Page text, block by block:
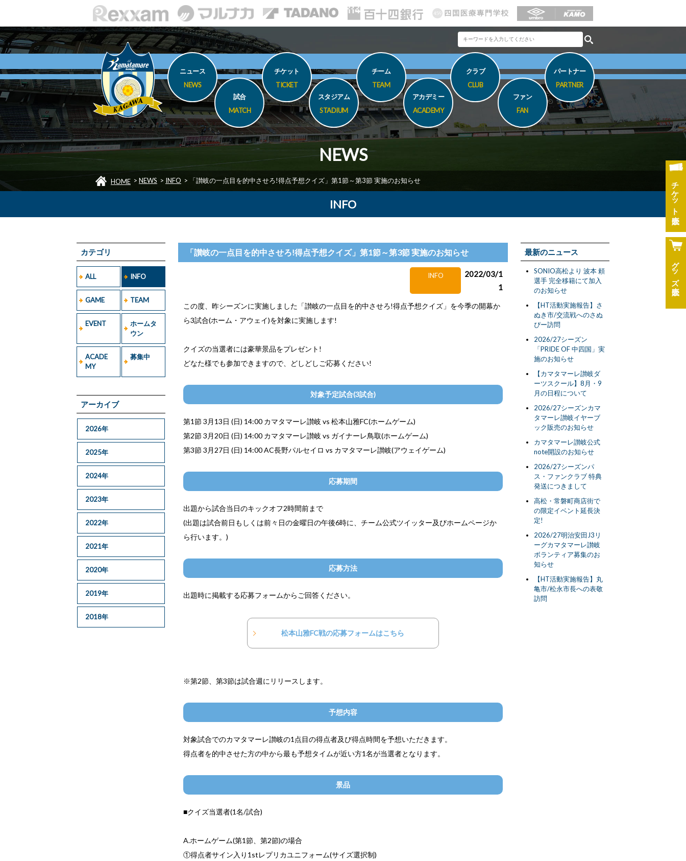
チケット
グッズ
ニュース
NEWS
試合
MATCH
チケット
TICKET
スタジアム
STADIUM
チーム
TEAM
アカデミー
ACADEMY
クラブ
CLUB
ファン
FAN
パートナー
PARTNER
NEWS
HOME > NEWS > INFO > 「讃岐の一点目を的中させろ!得点予想クイズ」第1節～第3節 実施のお知らせ
INFO
カテゴリ
ALL INFO
GAME TEAM
EVENT
ホームタ
ウン
ACADE
MY
募集中
アーカイブ
2026年
2025年
2024年
2023年
2022年
2021年
2020年
2019年
2018年
「讃岐の一点目を的中させろ!得点予想クイズ」第1節～第3節 実施のお知らせ
INFO
2022/03/1
1
この度、昨シーズンに実施しました「讃岐の一点目を的中させろ!得点予想クイズ」を今季の開幕か
ら3試合(ホーム・アウェイ)を対象に実施します!
クイズの当選者には豪華景品をプレゼント!
どなた様でも参加できますので、どしどしご応募ください!
対象予定試合(3試合)
第1節 3月13日 (日) 14:00 カマタマーレ讃岐 vs 松本山雅FC(ホームゲーム)
第2節 3月20日 (日) 14:00 カマタマーレ讃岐 vs ガイナーレ鳥取(ホームゲーム)
第3節 3月27日 (日) 14:00 AC長野パルセイロ vs カマタマーレ讃岐(アウェイゲーム)
応募期間
出題から試合当日のキックオフ2時間前まで
(出題は試合前日もしくは前々日の金曜日の午後6時に、チーム公式ツイッター及びホームページか
ら行います。)
応募方法
出題時に掲載する応募フォームからご回答ください。
松本山雅FC戦の応募フォームはこちら
※第2節、第3節は試合週にリリースします。
予想内容
対象試合でのカマタマーレ讃岐の1点目の得点者及び得点時間を予想いただきます。
得点者を的中させた方の中から最も予想タイムが近い方1名が当選者となります。
景品
■クイズ当選者(1名/試合)
A.ホームゲーム(第1節、第2節)の場合
①得点者サイン入り1stレプリカユニフォーム(サイズ選択制)
最新のニュース
SONIO高松より 波本 頼
選手 完全移籍にて加入
のお知らせ
【HT活動実施報告】さ
ぬき市/交流戦へのさぬ
ぴー訪問
2026/27シーズン
「PRIDE OF 中四国」実
施のお知らせ
【カマタマーレ讃岐ダ
ーツスクール】8月・9
月の日程について
2026/27シーズンカマ
タマーレ讃岐イヤーブ
ック販売のお知らせ
カマタマーレ讃岐公式
note開設のお知らせ
2026/27シーズンパ
ス・ファンクラブ 特典
発送につきまして
高松・常磐町商店街で
の限定イベント延長決
定!
2026/27明治安田J3リ
ーグカマタマーレ讃岐
ボランティア募集のお
知らせ
【HT活動実施報告】丸
亀市/松永市長への表敬
訪問